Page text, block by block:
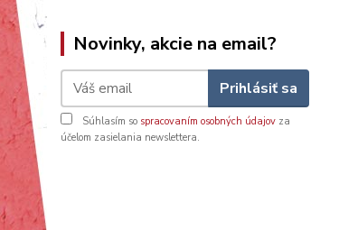
Novinky, akcie na email?
Prihlásiť sa
Súhlasím so spracovaním osobných údajov za
účelom zasielania newslettera.